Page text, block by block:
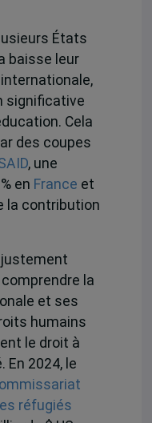
États
baisse leur
significative
Cela
des coupes
, une
en France et
la contribution
la
et ses
humains
le droit à
En 2024, le
réfugiés